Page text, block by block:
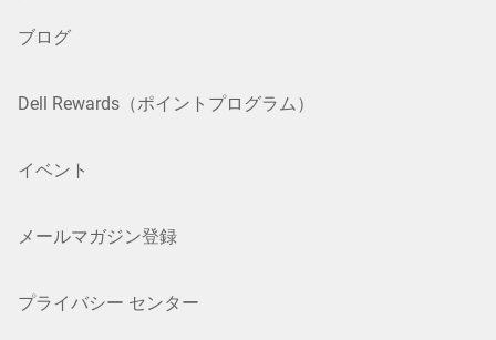
ブログ
Dell Rewards（ポイントプログラム）
イベント
メールマガジン登録
プライバシー センター